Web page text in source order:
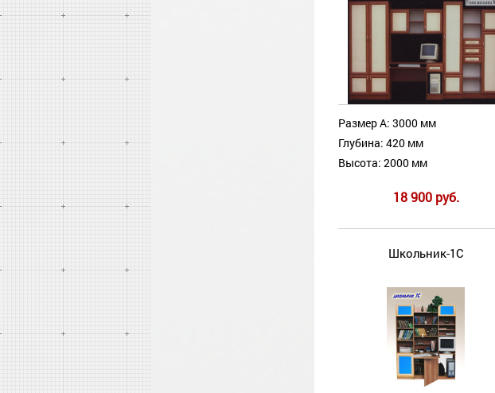
Размер А: 3000 мм
Глубина: 420 мм
Высота: 2000 мм
18 900 руб.
Школьник-1С